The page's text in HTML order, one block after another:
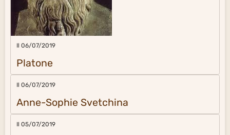
Il 06/07/2019
Platone
Il 06/07/2019
Anne-Sophie Svetchina
Il 05/07/2019